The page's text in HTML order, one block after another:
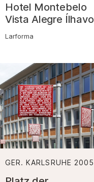
Hotel Montebelo
Vista Alegre Ílhavo
Larforma
GER. KARLSRUHE 2005